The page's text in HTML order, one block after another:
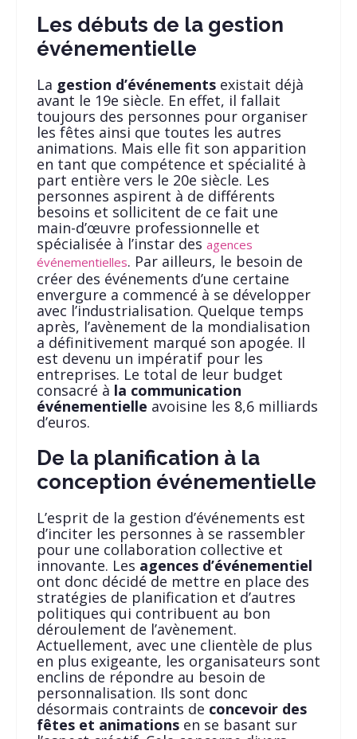
Les débuts de la gestion
événementielle
La gestion d’événementsexistait déjà
avant le 19e siècle. En effet, il fallait
toujours des personnes pour organiser
les fêtes ainsi que toutes les autres
animations. Mais elle fit son apparition
en tant que compétence et spécialité à
part entière vers le 20e siècle. Les
personnes aspirent à de différents
besoins et sollicitent de ce fait une
main-d’œuvre professionnelle et
spécialisée à l’instar des agences
événementielles. Par ailleurs, le besoin de
créer des événements d’une certaine
envergure a commencé à se développer
avec l’industrialisation. Quelque temps
après, l’avènement de la mondialisation
a définitivement marqué son apogée. Il
est devenu un impératif pour les
entreprises. Le total de leur budget
consacré à la communication
événementielle avoisine les 8,6 milliards
d’euros.
De la planification à la
conception événementielle
L’esprit de la gestion d’événements est
d’inciter les personnes à se rassembler
pour une collaboration collective et
innovante. Les agences d’événementiel
ont donc décidé de mettre en place des
stratégies de planification et d’autres
politiques qui contribuent au bon
déroulement de l’avènement.
Actuellement, avec une clientèle de plus
en plus exigeante, les organisateurs sont
enclins de répondre au besoin de
personnalisation. Ils sont donc
désormais contraints de concevoir des
fêtes et animationsen se basant sur